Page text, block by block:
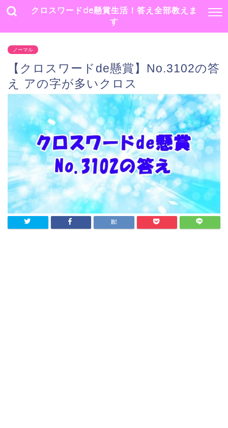
クロスワードde懸賞生活！答え全部教えま
す
ノーマル
【クロスワードde懸賞】No.3102の答
え アの字が多いクロス